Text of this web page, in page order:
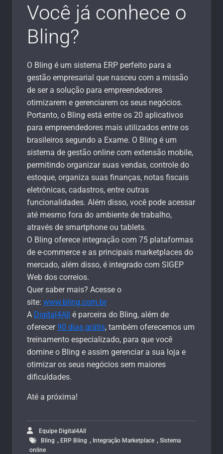
Você já conhece o
Bling?
O Bling é um sistema ERP perfeito para a
gestão empresarial que nasceu com a missão
de ser a solução para empreendedores
otimizarem e gerenciarem os seus negócios.
Portanto, o Bling está entre os 20 aplicativos
para empreendedores mais utilizados entre os
brasileiros segundo a Exame. O Bling é um
sistema de gestão online com extensão mobile,
permitindo organizar suas vendas, controle do
estoque, organiza suas finanças, notas fiscais
eletrônicas, cadastros, entre outras
funcionalidades. Além disso, você pode acessar
até mesmo fora do ambiente de trabalho,
através de smartphone ou tablets.
O Bling oferece integração com 75 plataformas
de e-commerce e as principais marketplaces do
mercado, além disso, é integrado com SIGEP
Web dos correios.
Quer saber mais? Acesse o
site: www.bling.com.br
A Digital4All é parceira do Bling, além de
oferecer90 dias grátis, também oferecemos um
treinamento especializado, para que você
domine o Bling e assim gerenciar a sua loja e
otimizar os seus negócios sem maiores
dificuldades.
Até a próxima!
Equipe Digital4All
Bling , ERP Bling , Integração Marketplace , Sistema
online